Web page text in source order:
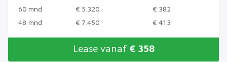
60 mnd
€ 5.320
€ 382
48 mnd
€ 7.450 € 413
Lease vanaf € 358